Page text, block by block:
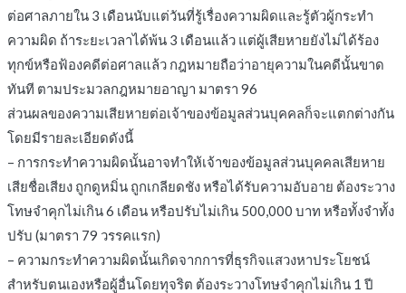
ต่อศาลภายใน 3 เดือนนับแต่วันที่รู้เรื่องความผิดและรู้ตัวผู้กระทำ
ความผิด ถ้าระยะเวลาได้พ้น 3 เดือนแล้ว แต่ผู้เสียหายยังไม่ได้ร้อง
ทุกข์หรือฟ้องคดีต่อศาลแล้ว กฎหมายถือว่าอายุความในคดีนั้นขาด
ทันที ตามประมวลกฎหมายอาญา มาตรา 96
ส่วนผลของความเสียหายต่อเจ้าของข้อมูลส่วนบุคคลก็จะแตกต่างกัน
โดยมีรายละเอียดดังนี้
– การกระทำความผิดนั้นอาจทำให้เจ้าของข้อมูลส่วนบุคคลเสียหาย
เสียชื่อเสียง ถูกดูหมิ่น ถูกเกลียดชัง หรือได้รับความอับอาย ต้องระวาง
โทษจำคุกไม่เกิน 6 เดือน หรือปรับไม่เกิน 500,000 บาท หรือทั้งจำทั้ง
ปรับ (มาตรา 79 วรรคแรก)
– ความกระทำความผิดนั้นเกิดจากการที่ธุรกิจแสวงหาประโยชน์
สำหรับตนเองหรือผู้อื่นโดยทุจริต ต้องระวางโทษจำคุกไม่เกิน 1 ปี